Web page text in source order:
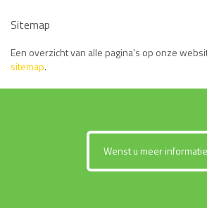
Sitemap
Een overzicht van alle pagina's op onze
sitemap.
Wenst u meer